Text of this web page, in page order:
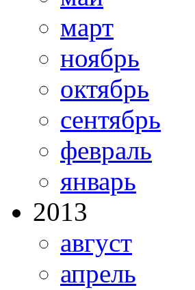
март
ноябрь
октябрь
сентябрь
февраль
январь
2013
август
апрель